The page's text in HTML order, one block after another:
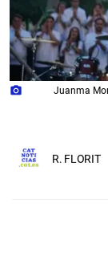
photo_camera
Juanma
R. FLORIT